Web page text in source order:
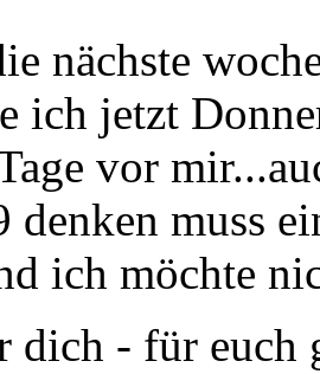
nächste
ich jetzt
vor
denken muss
ich möchte
dich - für euch